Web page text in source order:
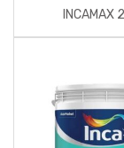
INCAMAX